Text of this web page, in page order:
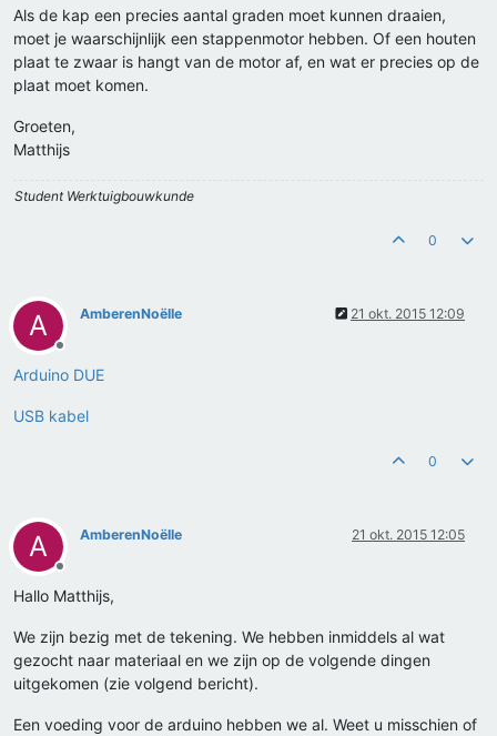
Als de kap een precies aantal graden moet kunnen draaien,
moet je waarschijnlijk een stappenmotor hebben. Of een houten
plaat te zwaar is hangt van de motor af, en wat er precies op de
plaat moet komen.
Groeten,
Matthijs
Student Werktuigbouwkunde
0
A
Offline
AmberenNoëlle 21 okt. 2015 12:09
Arduino DUE
USB kabel
0
A
Offline
AmberenNoëlle 21 okt. 2015 12:05
Hallo Matthijs,
We zijn bezig met de tekening. We hebben inmiddels al wat
gezocht naar materiaal en we zijn op de volgende dingen
uitgekomen (zie volgend bericht).
Een voeding voor de arduino hebben we al. Weet u misschien of